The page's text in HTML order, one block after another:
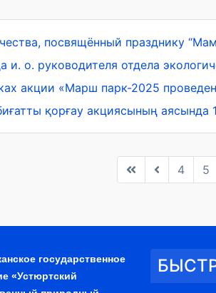
посвящённый празднику
и. о. руководителя отдела
акции «Марш парк-2025
қорғау акциясының аясында
4 5
государственное
«Устюртский